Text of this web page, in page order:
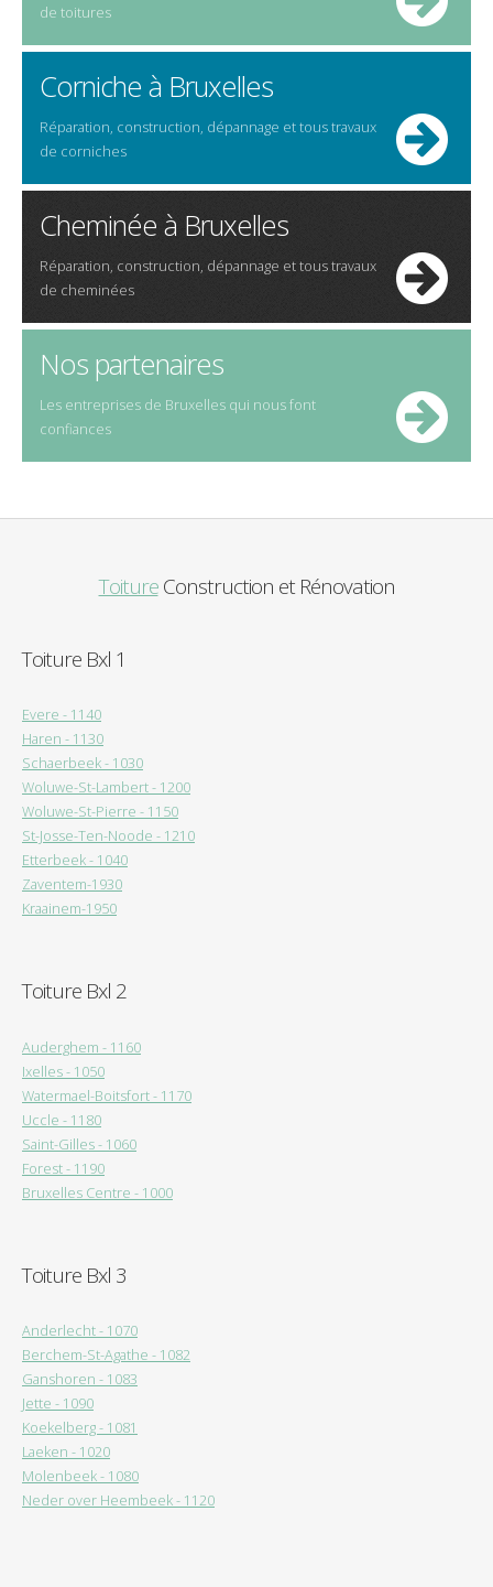
de toitures
Corniche à Bruxelles
Réparation, construction, dépannage et tous travaux
de corniches
Cheminée à Bruxelles
Réparation, construction, dépannage et tous travaux
de cheminées
Nos partenaires
Les entreprises de Bruxelles qui nous font
confiances
ToitureConstruction et Rénovation
Toiture Bxl 1
Evere - 1140
Haren - 1130
Schaerbeek - 1030
Woluwe-St-Lambert - 1200
Woluwe-St-Pierre - 1150
St-Josse-Ten-Noode - 1210
Etterbeek - 1040
Zaventem-1930
Kraainem-1950
Toiture Bxl 2
Auderghem - 1160
Ixelles - 1050
Watermael-Boitsfort - 1170
Uccle - 1180
Saint-Gilles - 1060
Forest - 1190
Bruxelles Centre - 1000
Toiture Bxl 3
Anderlecht - 1070
Berchem-St-Agathe - 1082
Ganshoren - 1083
Jette - 1090
Koekelberg - 1081
Laeken - 1020
Molenbeek - 1080
Neder over Heembeek - 1120